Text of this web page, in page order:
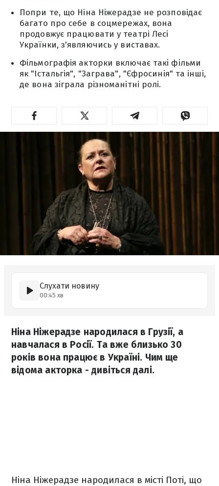
Попри те, що Ніна Ніжерадзе не розповідає
багато про себе в соцмережах, вона
продовжує працювати у театрі Лесі
Українки, з'являючись у виставах.
Фільмографія акторки включає такі фільми
як "Істальгія", "Заграва", "Єфросинія" та інші,
де вона зіграла різноманітні ролі.
Слухати новину
00:45 хв
Ніна Ніжерадзе народилася в Грузії, а
навчалася в Росії. Та вже близько 30
років вона працює в Україні. Чим ще
відома акторка - дивіться далі.
Ніна Ніжерадзе народилася в місті Поті, що